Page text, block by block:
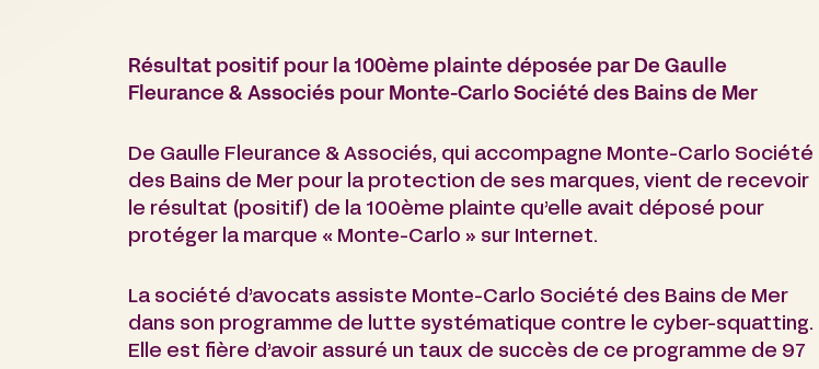
Résultat positif pour la 100ème plainte déposée par De Gaulle
Fleurance & Associés pour Monte-Carlo Société des Bains de Mer
De Gaulle Fleurance & Associés, qui accompagne Monte-Carlo Société
des Bains de Mer pour la protection de ses marques, vient de recevoir
le résultat (positif) de la 100ème plainte qu’elle avait déposé pour
protéger la marque « Monte-Carlo » sur Internet.
La société d’avocats assiste Monte-Carlo Société des Bains de Mer
dans son programme de lutte systématique contre le cyber-squatting.
Elle est fière d’avoir assuré un taux de succès de ce programme de 97